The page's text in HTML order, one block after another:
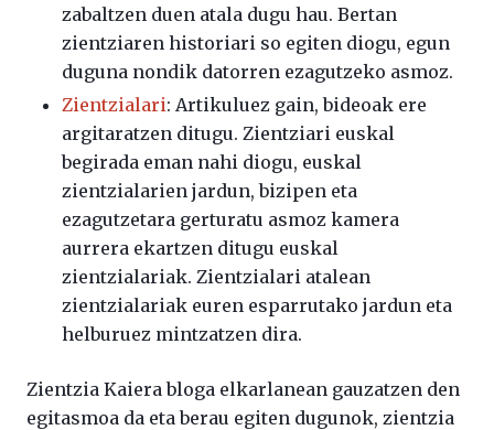
zabaltzen duen atala dugu hau. Bertan
zientziaren historiari so egiten diogu, egun
duguna nondik datorren ezagutzeko asmoz.
Zientzialari: Artikuluez gain, bideoak ere
argitaratzen ditugu. Zientziari euskal
begirada eman nahi diogu, euskal
zientzialarien jardun, bizipen eta
ezagutzetara gerturatu asmoz kamera
aurrera ekartzen ditugu euskal
zientzialariak. Zientzialari atalean
zientzialariak euren esparrutako jardun eta
helburuez mintzatzen dira.
Zientzia Kaiera bloga elkarlanean gauzatzen den
egitasmoa da eta berau egiten dugunok, zientzia